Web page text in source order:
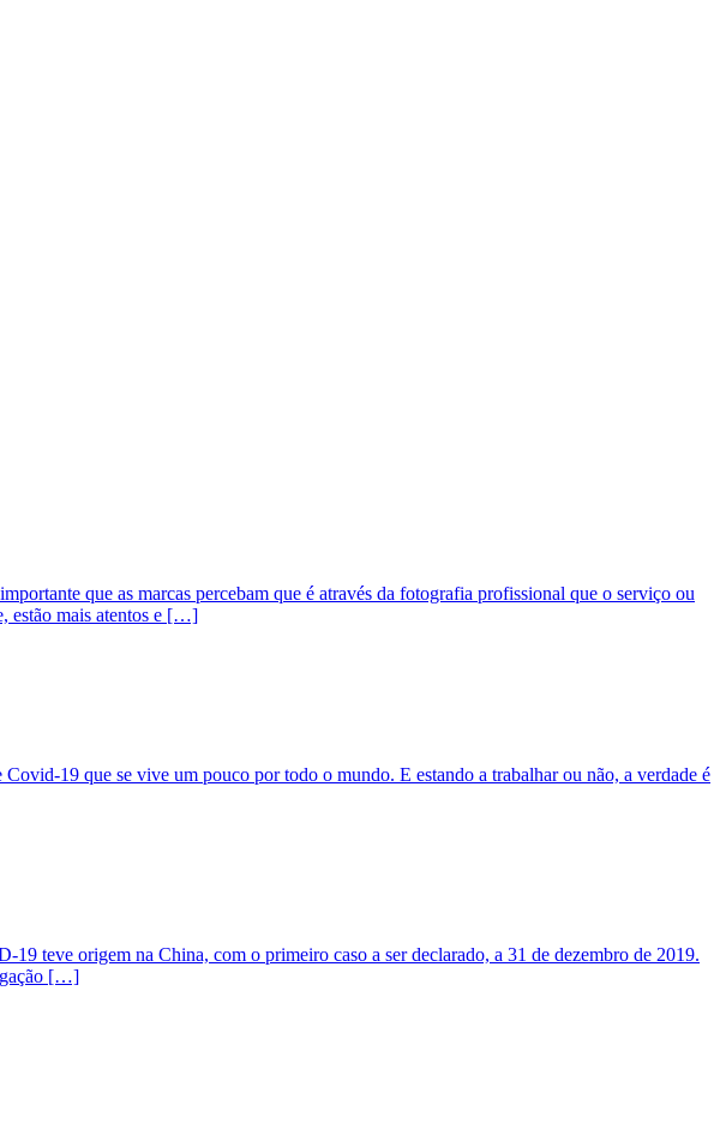
que as marcas percebam que é através da fotografia profissional que o serviço ou
estão mais atentos e […]
Covid-19 que se vive um pouco por todo o mundo. E estando a trabalhar ou não, a verdade é
teve origem na China, com o primeiro caso a ser declarado, a 31 de dezembro de 2019.
[…]